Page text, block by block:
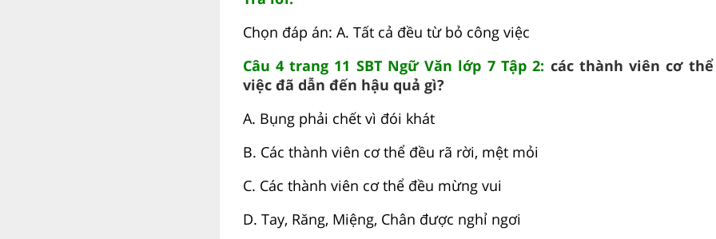
Chọn đáp án: A. Tất cả đều từ bỏ công việc
Câu 4 trang 11 SBT Ngữ Văn lớp 7 Tập 2: các thành viên cơ
việc đã dẫn đến hậu quả gì?
A. Bụng phải chết vì đói khát
B. Các thành viên cơ thể đều rã rời, mệt mỏi
C. Các thành viên cơ thể đều mừng vui
D. Tay, Răng, Miệng, Chân được nghỉ ngơi